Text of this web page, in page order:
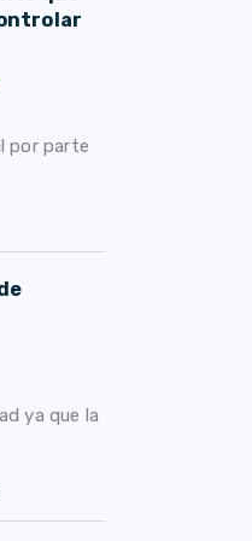
por parte
ya que la